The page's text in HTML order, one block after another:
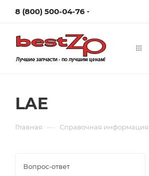
8 (800) 500-04-76
LAE
Главная — Справочная информация
Вопрос-ответ